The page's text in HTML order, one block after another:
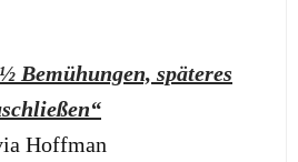
Bemühungen, späteres
Hoffman